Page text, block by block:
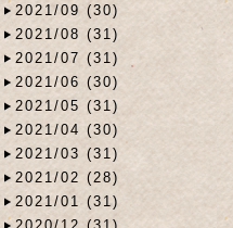
2021/09 (30)
2021/08 (31)
2021/07 (31)
2021/06 (30)
2021/05 (31)
2021/04 (30)
2021/03 (31)
2021/02 (28)
2021/01 (31)